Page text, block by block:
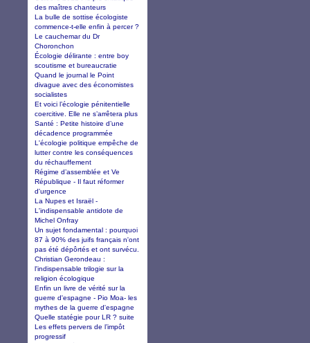
des maîtres chanteurs
La bulle de sottise écologiste
commence-t-elle enfin à percer ?
Le cauchemar du Dr
Choronchon
Écologie délirante : entre boy
scoutisme et bureaucratie
Quand le journal le Point
divague avec des économistes
socialistes
Et voici l’écologie pénitentielle
coercitive. Elle ne s’arrêtera plus
Santé : Petite histoire d’une
décadence programmée
L'écologie politique empêche de
lutter contre les conséquences
du réchauffement
Régime d’assemblée et Ve
République - Il faut réformer
d'urgence
La Nupes et Israël -
L'indispensable antidote de
Michel Onfray
Un sujet fondamental : pourquoi
87 à 90% des juifs français n'ont
pas été dépôrtés et ont survécu.
Christian Gerondeau :
l'indispensable trilogie sur la
religion écologique
Enfin un livre de vérité sur la
guerre d'espagne - Pio Moa- les
mythes de la guerre d'espagne
Quelle statégie pour LR ? suite
Les effets pervers de l’impôt
progressif